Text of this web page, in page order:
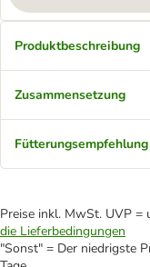
Produktbeschreibung
Zusammensetzung
Fütterungsempfehlung
Preise inkl. MwSt. UVP =
die Lieferbedingungen
"Sonst" = Der niedrigste